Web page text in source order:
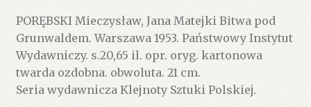
PORĘBSKI Mieczysław, Jana Matejki Bitwa pod
Grunwaldem. Warszawa 1953. Państwowy Instytut
Wydawniczy. s.20,65 il. opr. oryg. kartonowa
twarda ozdobna. obwoluta. 21 cm.
Seria wydawnicza Klejnoty Sztuki Polskiej.